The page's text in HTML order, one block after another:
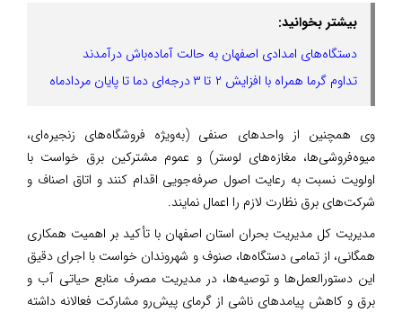
بیشتر بخوانید:
دستگاه‌های امدادی اصفهان به حالت آماده‌باش درآمدند
تداوم گرما همراه با افزایش ۲ تا ۳ درجه‌ای دما تا پایان مردادماه
وی همچنین از واحدهای صنفی (به‌ویژه فروشگاه‌های زنجیره‌ای،
میوه‌فروشی‌ها، مغازه‌های لوستر) و عموم مشترکین برق خواست با
اولویت نسبت به رعایت اصول صرفه‌جویی اقدام کنند و اتاق اصناف و
شرکت‌های برق نظارت لازم را اعمال نمایند.
مدیریت کل مدیریت بحران استان اصفهان با تأکید بر اهمیت همکاری
همگانی، از تمامی دستگاه‌ها، صنوف و شهروندان خواست با اجرای دقیق
این دستورالعمل‌ها و توصیه‌ها، در مدیریت مصرف منابع حیاتی آب و
برق و کاهش پیامدهای ناشی از گرمای پیش‌رو مشارکت فعالانه داشته